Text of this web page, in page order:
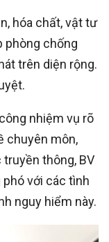
hóa chất, vật tư
phòng chống
trên diện rộng.
nhiệm vụ rõ
chuyên môn,
thông, BV
phó với các tình
nguy hiểm này.